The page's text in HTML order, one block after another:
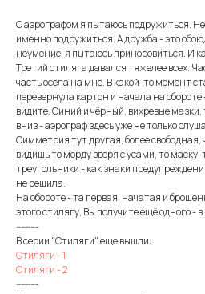
С аэрографом я пытаюсь подружиться.
именно подружиться. А дружба - это
неумение, я пытаюсь приноровиться. И
Третий стиляга давался тяжелее всех.
часть осела на мне. В какой-то момент
перевернула картон и начала на обороте
видите. Синий и чёрный, вихревые
вниз - аэрограф здесь уже не только
Симметрия тут другая, более
видишь то морду зверя с усами, то
треугольники - как знаки
не решила.
На обороте - та первая, начатая и
этого стилягу, Вы получите ещё одного -
---------
В серии "Стиляги" еще вышли:
Стиляги - 1
Стиляги - 2
---------